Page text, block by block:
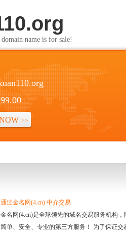
name is for sale!
>>
通过金名网(4.cn) 中介交易
金名网(4.cn)是全球领先的域名交易服务机构
简单、安全、专业的第三方服务！ 为了保证